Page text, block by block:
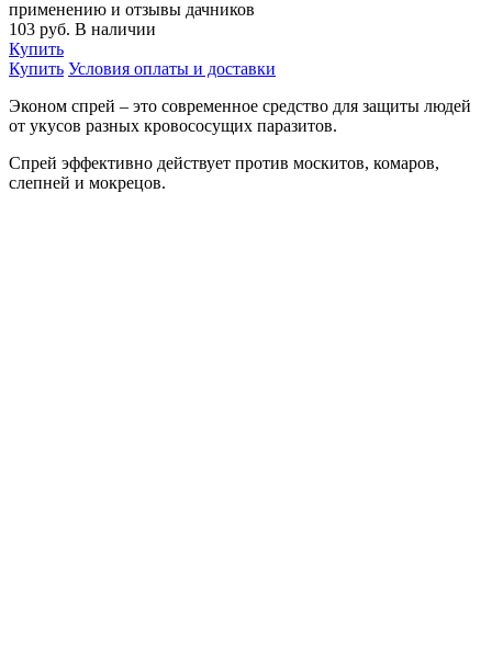
103 руб. В наличии
Купить
Купить Условия оплаты и доставки
Эконом спрей – это современное средство для защиты людей
от укусов разных кровососущих паразитов.
Спрей эффективно действует против москитов, комаров,
слепней и мокрецов.